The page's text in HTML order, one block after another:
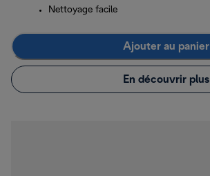
Nettoyage facile
Ajouter au panier
En découvrir plus